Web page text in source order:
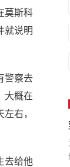
莫斯科
就说明
警察去
大概在
右，
去给他